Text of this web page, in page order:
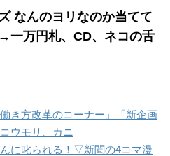
なんのヨリなのか当てて
一万円札、CD、ネコの舌
き方改革のコーナー」「新企画
ウモリ、カニ
に叱られる！▽新聞の4コマ漫